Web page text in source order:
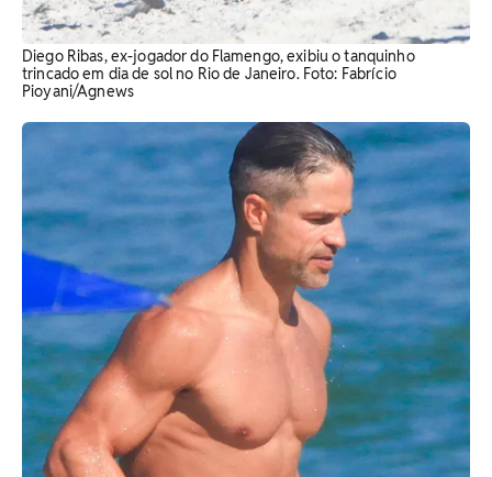
Diego Ribas, ex-jogador do Flamengo, exibiu o tanquinho
trincado em dia de sol no Rio de Janeiro. Foto: Fabrício
Pioyani/Agnews